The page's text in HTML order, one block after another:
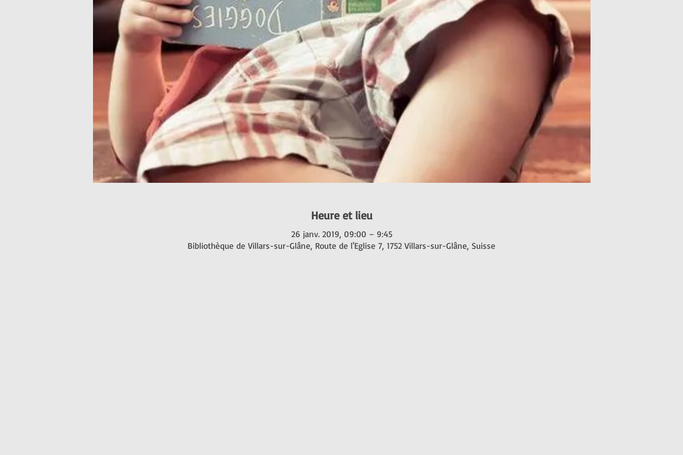
Heure et lieu
26 janv. 2019, 09:00 – 9:45
Bibliothèque de Villars-sur-Glâne, Route de l'Eglise 7, 1752 Villars-sur-Glâne, Suisse